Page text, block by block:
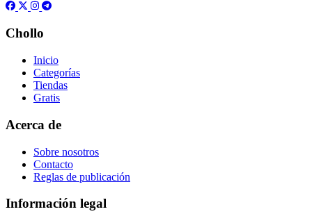
Chollo
Inicio
Categorías
Tiendas
Gratis
Acerca de
Sobre nosotros
Contacto
Reglas de publicación
Información legal